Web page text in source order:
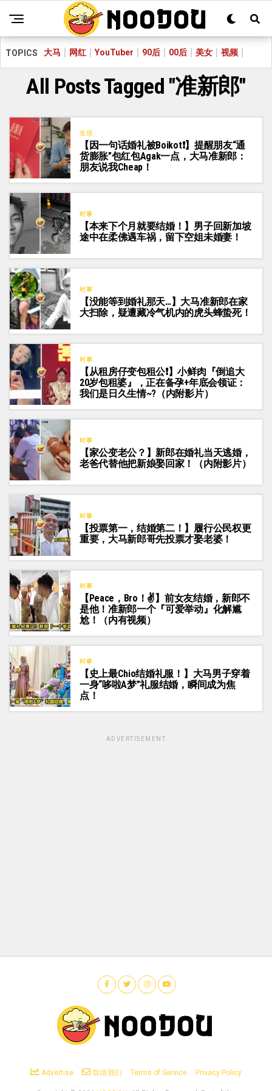
TOPICS 大马 网红 YouTuber 90后 00后 美女 视频
All Posts Tagged "准新郎"
生活
【因一句话婚礼被Boikot❗】提醒朋友“通
货膨胀”包红包Agak一点，大马准新郎：
朋友说我Cheap！
时事
【本来下个月就要结婚！】男子回新加坡
途中在柔佛遇车祸，留下空姐未婚妻！
时事
【没能等到婚礼那天…】大马准新郎在家
大扫除，疑遭藏冷气机内的虎头蜂蛰死！
时事
【从租房仔变包租公❗】小鲜肉『倒追大
20岁包租婆』，正在备孕+年底会领证：
我们是日久生情~?（内附影片）
时事
【家公变老公？】新郎在婚礼当天逃婚，
老爸代替他把新娘娶回家！（内附影片）
时事
【投票第一，结婚第二！】履行公民权更
重要，大马新郎哥先投票才娶老婆！
时事
【Peace，Bro！✌】前女友结婚，新郎不
是他！准新郎一个『可爱举动』化解尴
尬！（内有视频）
时事
【史上最Chio结婚礼服！】大马男子穿着
一身“哆啦A梦”礼服结婚，瞬间成为焦
点！
ADVERTISEMENT
Advertise 联络我们 Terms of Service Privacy Policy